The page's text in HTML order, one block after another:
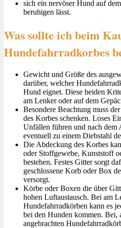
sich ein nervöser Hund auf
beruhigen lässt.
Was sollte ich beim
Hundefahrradkorbes
Gewicht und Größe des
darüber, welcher
Hund eignet. Diese beiden
am Lenker oder auf dem
Besondere Beachtung muss
des Korbes schenken. Loses
Unfällen führen und nach dem
eventuell zu einem Diebstahl
Die Abdeckung des Korbes
oder Stoffgewebe, Kunststoff
bestehen. Festes Gitter sorgt
geschlossene Korb oder Box
versorgt.
Körbe oder Boxen die über
hohen Luftaustausch. Bei am
Hundefahrradkörben kann es
bei den Hunden kommen. Bei,
angebrachten